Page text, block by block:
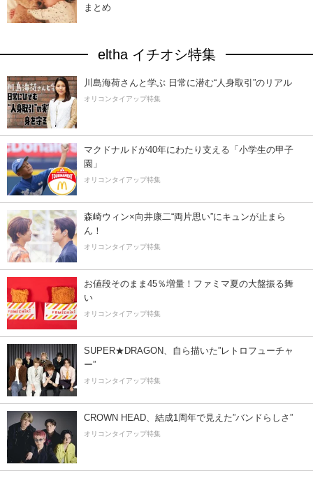
まとめ
eltha イチオシ特集
川島海荷さんと学ぶ 日常に潜む“人身取引”のリアル
オリコンタイアップ特集
マクドナルドが40年にわたり支える「小学生の甲子
園」
オリコンタイアップ特集
森崎ウィン×向井康二“両片思い”にキュンが止まら
ん！
オリコンタイアップ特集
お値段そのまま45％増量！ファミマ夏の大盤振る舞
い
オリコンタイアップ特集
SUPER★DRAGON、自ら描いた”レトロフューチャ
ー”
オリコンタイアップ特集
CROWN HEAD、結成1周年で見えた”バンドらしさ”
オリコンタイアップ特集